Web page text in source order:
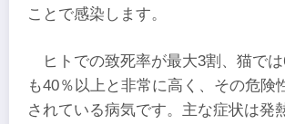
ことで感染します。
ヒトでの致死率が最大3割、猫で
も40％以上と非常に高く、その危険
されている病気です。主な症状は発